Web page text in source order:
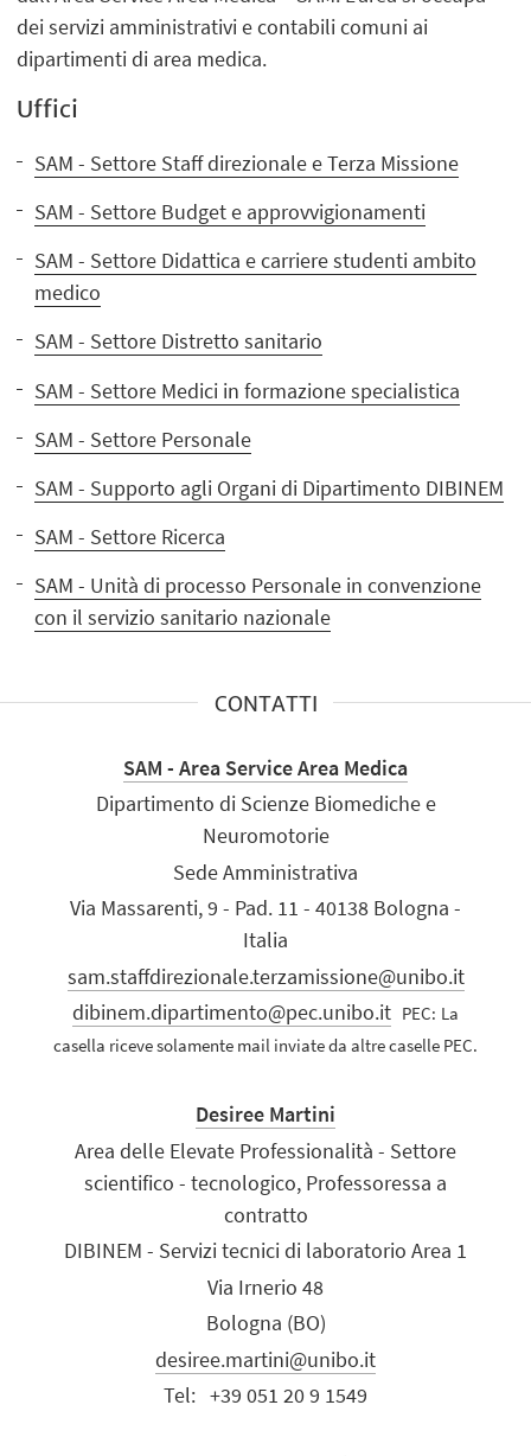
dei servizi amministrativi e contabili comuni ai
dipartimenti di area medica.
Uffici
SAM - Settore Staff direzionale e Terza Missione
SAM - Settore Budget e approvvigionamenti
SAM - Settore Didattica e carriere studenti ambito
medico
SAM - Settore Distretto sanitario
SAM - Settore Medici in formazione specialistica
SAM - Settore Personale
SAM - Supporto agli Organi di Dipartimento DIBINEM
SAM - Settore Ricerca
SAM - Unità di processo Personale in convenzione
con il servizio sanitario nazionale
CONTATTI
SAM - Area Service Area Medica
Dipartimento di Scienze Biomediche e
Neuromotorie
Sede Amministrativa
Via Massarenti, 9 - Pad. 11 - 40138 Bologna -
Italia
sam.staffdirezionale.terzamissione@unibo.it
dibinem.dipartimento@pec.unibo.it PEC: La
casella riceve solamente mail inviate da altre caselle PEC.
Desiree Martini
Area delle Elevate Professionalità - Settore
scientifico - tecnologico, Professoressa a
contratto
DIBINEM - Servizi tecnici di laboratorio Area 1
Via Irnerio 48
Bologna (BO)
desiree.martini@unibo.it
Tel: +39 051 20 9 1549